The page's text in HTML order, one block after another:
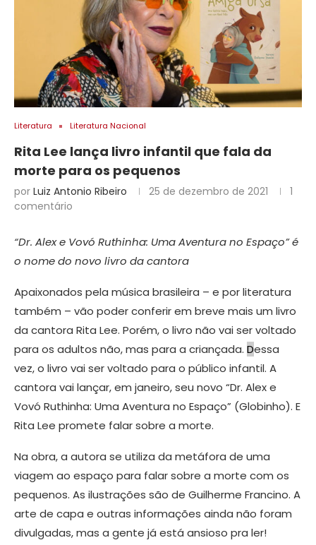
Literatura Literatura Nacional
Rita Lee lança livro infantil que fala da
morte para os pequenos
por Luiz Antonio Ribeiro 25 de dezembro de 2021
1
comentário
“Dr. Alex e Vovó Ruthinha: Uma Aventura no Espaço” é
o nome do novo livro da cantora
Apaixonados pela música brasileira – e por literatura
também – vão poder conferir em breve mais um livro
da cantora Rita Lee. Porém, o livro não vai ser voltado
para os adultos não, mas para a criançada. Dessa
vez, o livro vai ser voltado para o público infantil. A
cantora vai lançar, em janeiro, seu novo “Dr. Alex e
Vovó Ruthinha: Uma Aventura no Espaço” (Globinho). E
Rita Lee promete falar sobre a morte.
Na obra, a autora se utiliza da metáfora de uma
viagem ao espaço para falar sobre a morte com os
pequenos. As ilustrações são de Guilherme Francino. A
arte de capa e outras informações ainda não foram
divulgadas, mas a gente já está ansioso pra ler!